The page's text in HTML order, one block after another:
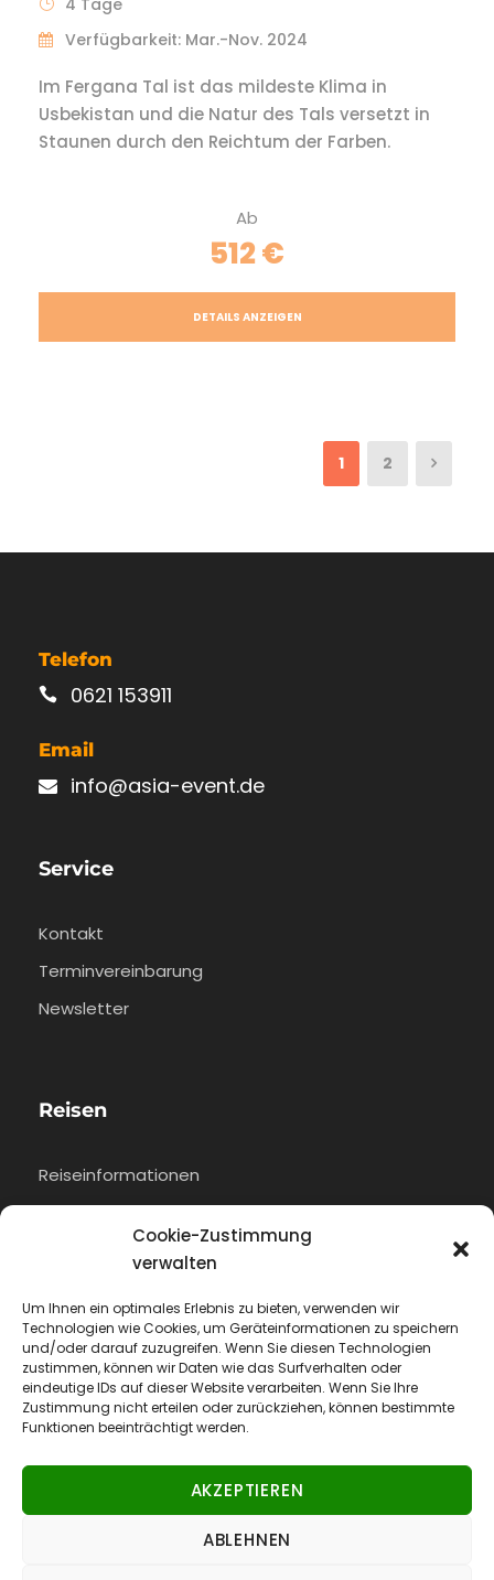
Cookie-Zustimmung
verwalten
Um Ihnen ein optimales Erlebnis zu bieten, verwenden wir
Technologien wie Cookies, um Geräteinformationen zu speichern
und/oder darauf zuzugreifen. Wenn Sie diesen Technologien
zustimmen, können wir Daten wie das Surfverhalten oder
eindeutige IDs auf dieser Website verarbeiten. Wenn Sie Ihre
Zustimmung nicht erteilen oder zurückziehen, können bestimmte
Funktionen beeinträchtigt werden.
AKZEPTIEREN
ABLEHNEN
Verfügbarkeit: Mar.-Nov. 2024
Im Fergana Tal ist das mildeste Klima in
Usbekistan und die Natur des Tals versetzt in
Staunen durch den Reichtum der Farben.
Ab
512 €
DETAILS ANZEIGEN
1 2
Telefon
0621 153911
Email
info@asia-event.de
Service
Kontakt
Terminvereinbarung
Newsletter
Reisen
Reiseinformationen
Flug buchen
Rechtliches
AGB
Impressum
Cookie-Richtlinie (EU)